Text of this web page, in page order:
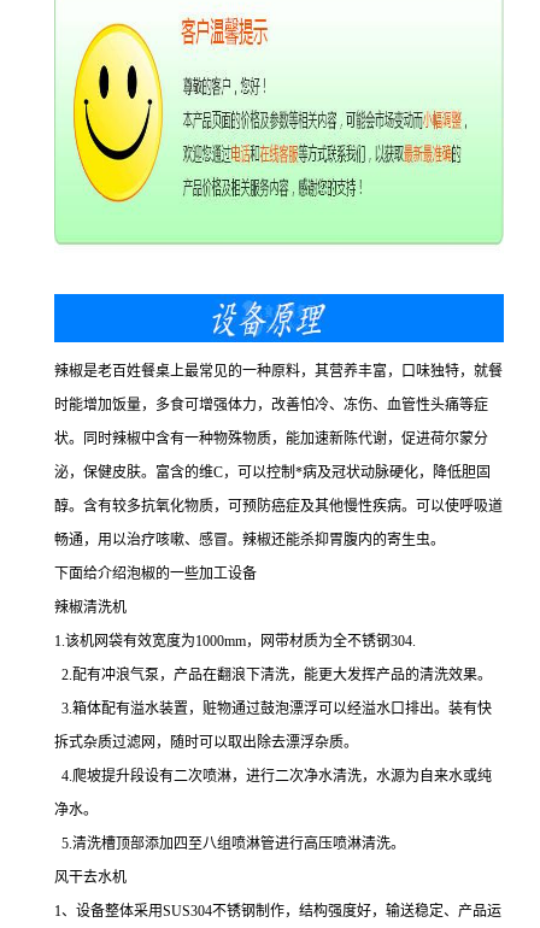
辣椒是老百姓餐桌上最常见的一种原料，其营养丰富，口味独特，就餐
时能增加饭量，多食可增强体力，改善怕冷、冻伤、血管性头痛等症
状。同时辣椒中含有一种物殊物质，能加速新陈代谢，促进荷尔蒙分
泌，保健皮肤。富含的维C，可以控制*病及冠状动脉硬化，降低胆固
醇。含有较多抗氧化物质，可预防癌症及其他慢性疾病。可以使呼吸道
畅通，用以治疗咳嗽、感冒。辣椒还能杀抑胃腹内的寄生虫。
下面给介绍泡椒的一些加工设备
辣椒清洗机
1.该机网袋有效宽度为1000mm，网带材质为全不锈钢304.
2.配有冲浪气泵，产品在翻浪下清洗，能更大发挥产品的清洗效果。
3.箱体配有溢水装置，赃物通过鼓泡漂浮可以经溢水口排出。装有快
拆式杂质过滤网，随时可以取出除去漂浮杂质。
4.爬坡提升段设有二次喷淋，进行二次净水清洗，水源为自来水或纯
净水。
5.清洗槽顶部添加四至八组喷淋管进行高压喷淋清洗。
风干去水机
1、设备整体采用SUS304不锈钢制作，结构强度好，输送稳定、产品运